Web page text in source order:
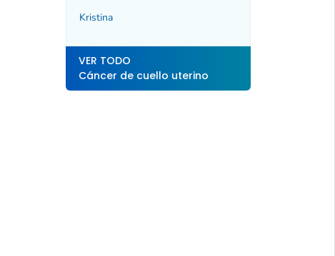
Kristina
VER TODO
Cáncer de cuello uterino